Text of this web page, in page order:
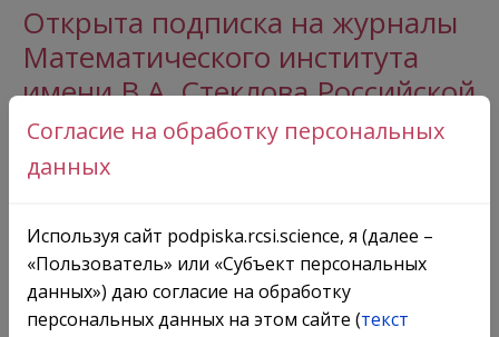
Открыта подписка на журналы
Математического института
имени В.А. Стеклова Российской
академии наук
Согласие на обработку персональных
данных
Используя сайт podpiska.rcsi.science, я (далее –
«Пользователь» или «Субъект персональных
данных») даю согласие на обработку
персональных данных на этом сайте (текст